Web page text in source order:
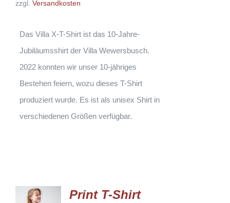
OPTIONEN
DER
GEWÄHLT
zzgl. Versandkosten
Das Villa X-T-Shirt ist das 10-Jahre-
Jubiläumsshirt der Villa Wewersbusch.
2022 konnten wir unser 10-jähriges
Bestehen feiern, wozu dieses T-Shirt
produziert wurde. Es ist als unisex Shirt in
verschiedenen Größen verfügbar.
Print T-Shirt